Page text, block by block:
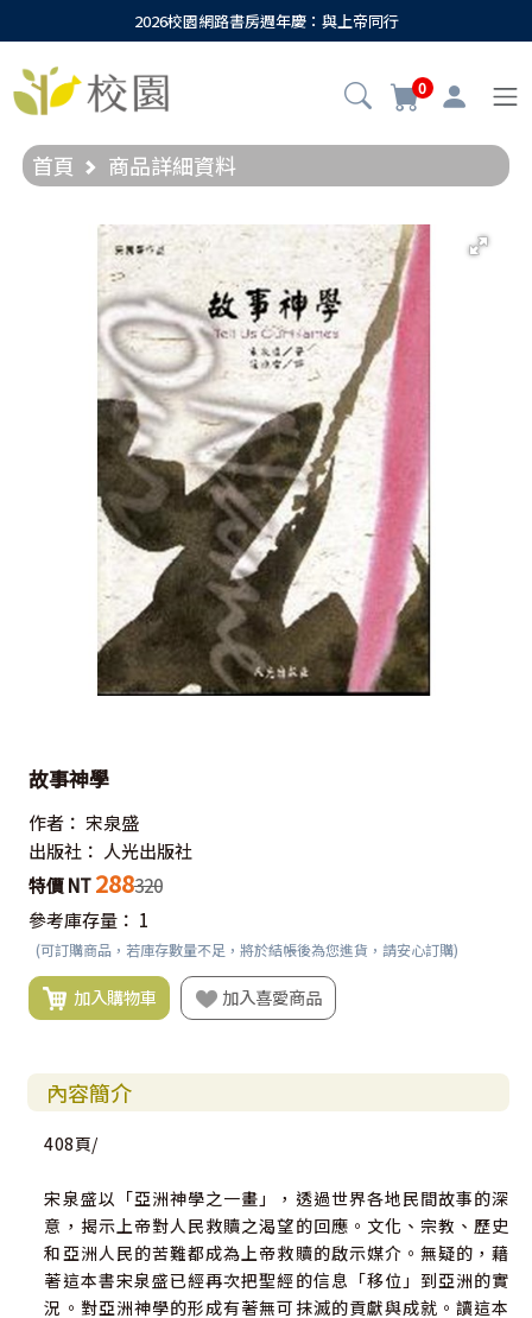
2026校園網路書房週年慶：與上帝同行
0
首頁 商品詳細資料
故事神學
作者： 宋泉盛
出版社： 人光出版社
特價 NT 288320
參考庫存量： 1
(可訂購商品，若庫存數量不足，將於結帳後為您進貨，請安心訂購)
加入購物車 加入喜愛商品
內容簡介
408頁/
宋泉盛以「亞洲神學之一畫」，透過世界各地民間故事的深
意，揭示上帝對人民救贖之渴望的回應。文化、宗教、歷史
和亞洲人民的苦難都成為上帝救贖的啟示媒介。無疑的，藉
著這本書宋泉盛已經再次把聖經的信息「移位」到亞洲的實
況。對亞洲神學的形成有著無可抹滅的貢獻與成就。讀這本